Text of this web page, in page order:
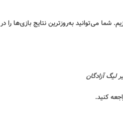
شما می‌توانید به‌روزترین نتایج بازی‌ها را در
لیگ آزادگان
کنید.